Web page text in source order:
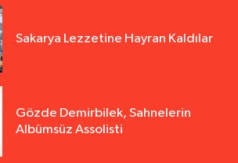
Sakarya Lezzetine Hayran Kaldılar
Gözde Demirbilek, Sahnelerin
Albümsüz Assolisti